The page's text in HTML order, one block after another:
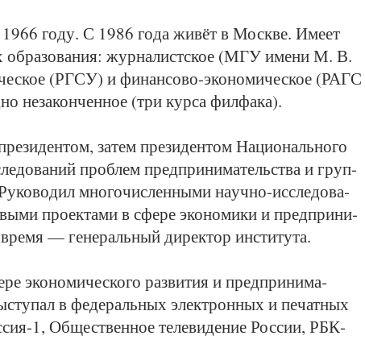
го­ду. С 1986 го­да жи­вёт в Моск­ве. Име­ет
об­ра­зо­ва­ния: жур­на­лист­ское (МГУ име­ни М. В.
(РГ­СУ) и фи­нан­со­во-эко­но­ми­чес­кое (РАГС
не­за­кон­чен­ное (три кур­са фил­фа­ка).
за­тем пре­зи­ден­том На­цио­наль­но­го
про­блем пред­при­ни­ма­тельст­ва и груп­
мно­го­чис­лен­ны­ми на­уч­но-ис­сле­до­ва­
про­ек­та­ми в сфе­ре эко­но­ми­ки и пред­при­ни­
— ге­не­раль­ный ди­рек­тор ин­сти­ту­та.
эко­но­ми­чес­ко­го раз­ви­тия и пред­при­ни­ма­
в фе­де­раль­ных элек­трон­ных и пе­чат­ных
1, Об­щест­вен­ное те­ле­ви­де­ние Рос­сии, РБК-